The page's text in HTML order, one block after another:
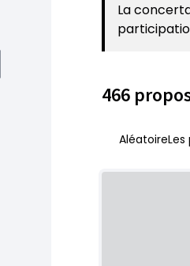
La
466
Aléatoire